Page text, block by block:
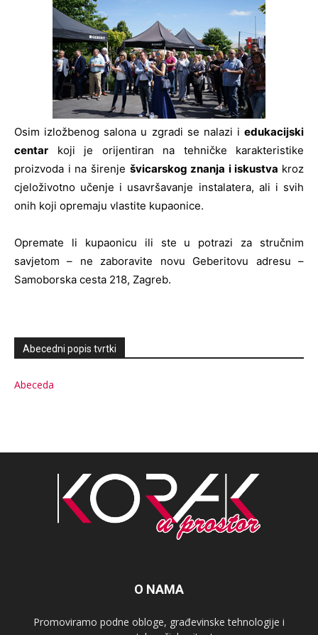
Osim izložbenog salona u zgradi se nalazi i edukacijski
centar koji je orijentiran na tehničke karakteristike
proizvoda i na širenje švicarskog znanja i iskustva kroz
cjeloživotno učenje i usavršavanje instalatera, ali i svih
onih koji opremaju vlastite kupaonice.
Opremate li kupaonicu ili ste u potrazi za stručnim
savjetom – ne zaboravite novu Geberitovu adresu –
Samoborska cesta 218, Zagreb.
Abecedni popis tvrtki
Abeceda
O NAMA
Promoviramo podne obloge, građevinske tehnologije i